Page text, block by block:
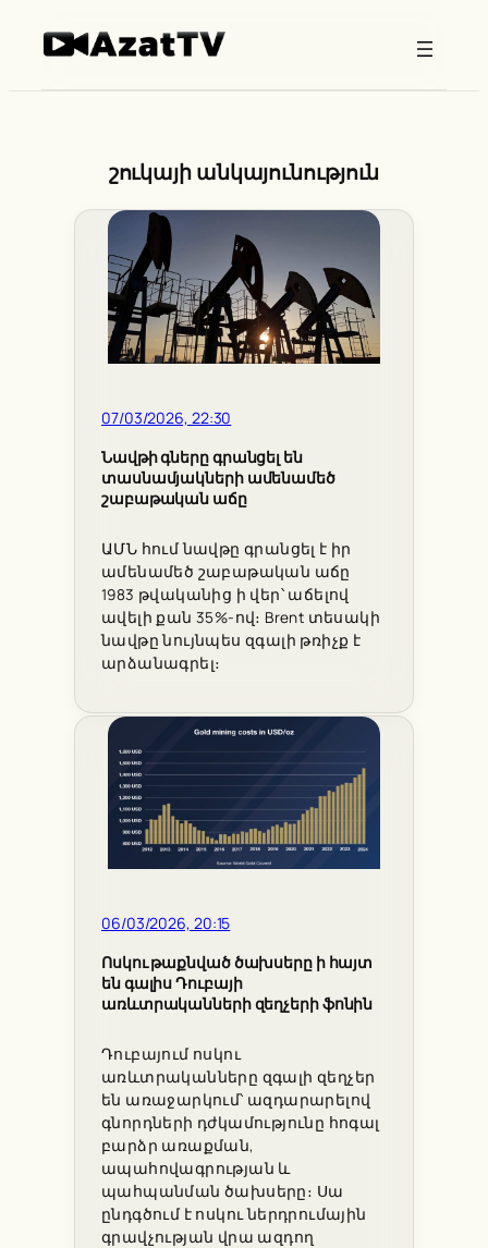
շուկայի անկայունություն
07/03/2026, 22:30
Նավթի գները գրանցել են
տասնամյակների ամենամեծ
շաբաթական աճը
ԱՄՆ հում նավթը գրանցել է իր
ամենամեծ շաբաթական աճը
1983 թվականից ի վեր՝ աճելով
ավելի քան 35%-ով։ Brent տեսակի
նավթը նույնպես զգալի թռիչք է
արձանագրել։
06/03/2026, 20:15
Ոսկու թաքնված ծախսերը ի հայտ
են գալիս Դուբայի
առևտրականների զեղչերի ֆոնին
Դուբայում ոսկու
առևտրականները զգալի զեղչեր
են առաջարկում՝ ազդարարելով
գնորդների դժկամությունը հոգալ
բարձր առաքման,
ապահովագրության և
պահպանման ծախսերը։ Սա
ընդգծում է ոսկու ներդրումային
գրավչության վրա ազդող